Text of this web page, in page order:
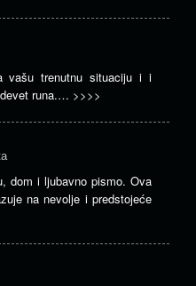
vašu trenutnu situaciju i i
runa.… >>>>
dom i ljubavno pismo. Ova
na nevolje i predstojeće